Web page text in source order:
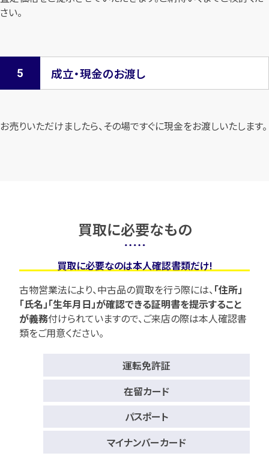
さい。
成立・現金のお渡し
お売りいただけましたら、その場ですぐに現金をお渡しいたします。
買取に必要なもの
買取に必要なのは本人確認書類だけ!
古物営業法により、中古品の買取を行う際には、 「住所」
「氏名」「生年月日」が確認できる証明書を提示すること
が義務付けられていますので、 ご来店の際は本人確認書
類をご用意ください。
運転免許証
在留カード
パスポート
マイナンバーカード